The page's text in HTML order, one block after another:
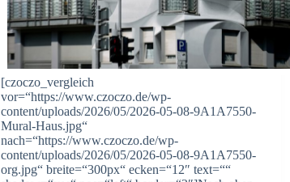
[czoczo_vergleich
vor=“https://www.czoczo.de/wp-
content/uploads/2026/05/2026-05-08-9A1A7550-
Mural-Haus.jpg“
nach=“https://www.czoczo.de/wp-
content/uploads/2026/05/2026-05-08-9A1A7550-
org.jpg“ breite=“300px“ ecken=“12″ text=““